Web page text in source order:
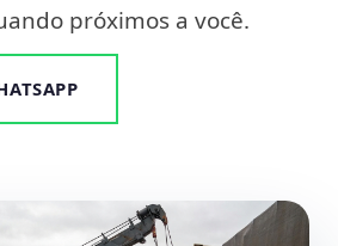
próximos a você.